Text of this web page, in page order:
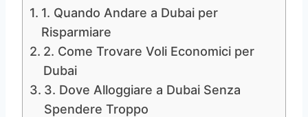
1. Quando Andare a Dubai per
Risparmiare
2. Come Trovare Voli Economici per
Dubai
3. Dove Alloggiare a Dubai Senza
Spendere Troppo